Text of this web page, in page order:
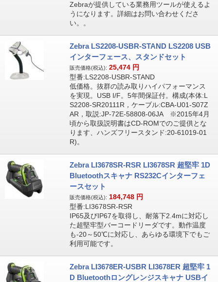
Zebraが提供している業務用ツールが使えるよ
うになります。詳細はお問い合わせくださ
い。。
Zebra LS2208-USBR-STAND LS2208 USB
インターフェース、スタンドセット
販売価格(税込): 25,474 円
型番:LS2208-USBR-STAND
低価格。抜群の読み取りハイパフォーマンス
を実現。USB I/F。5年間保証付。構成(本体:L
S2208-SR20111R，ケーブル:CBA-U01-S07Z
AR，取説:JP-72E-58808-06JA ※2015年4月
頃から取扱説明書はCD-ROMでのご提供とな
ります、ハンズフリースタンド:20-61019-01
R)。
Zebra LI3678SR-RSR LI3678SR 超堅牢 1D
Bluetoothスキャナ RS232Cインターフェ
ースセット
販売価格(税込): 184,748 円
型番:LI3678SR-RSR
IP65及びIP67を取得し、耐落下2.4mに対応し
た超堅牢型バーコードリーダです。動作温度
も-20～50℃に対応し、あらゆる環境下でもご
利用可能です。
Zebra LI3678ER-USBR LI3678ER 超堅牢 1
D Bluetoothロングレンジスキャナ USBイ